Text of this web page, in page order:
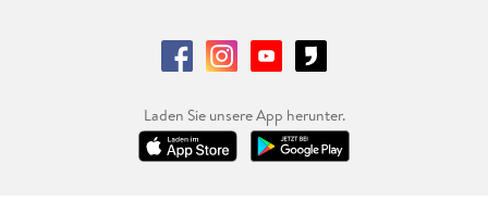
Laden Sie unsere App herunter.